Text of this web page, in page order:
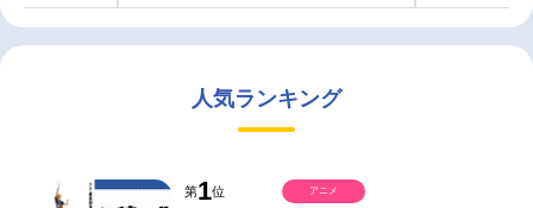
人気ランキング
第1位 アニメ